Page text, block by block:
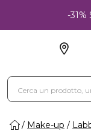
-31%
Make-up